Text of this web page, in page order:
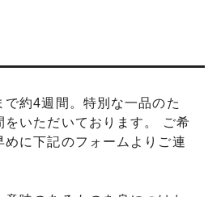
で約4週間。特別な一品のた
をいただいております。 ご希
めに下記のフォームよりご連